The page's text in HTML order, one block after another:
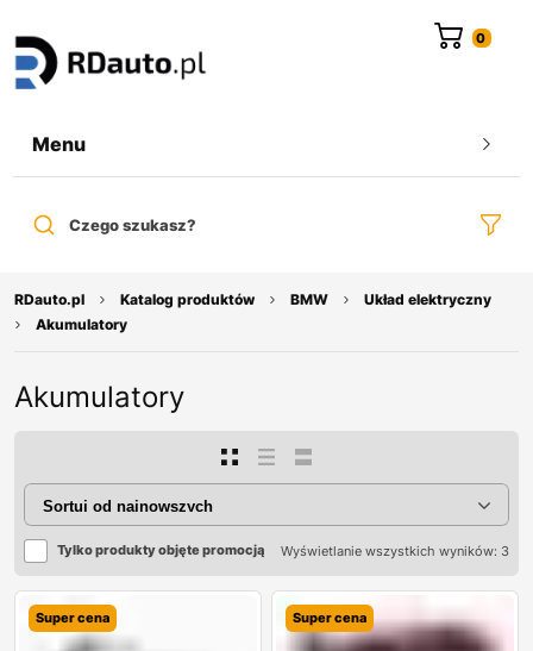
Menu
Czego szukasz?
RDauto.pl Katalog produktów BMW
Układ elektryczny
Akumulatory
Akumulatory
Tylko produkty objęte promocją Wyświetlanie wszystkich wyników: 3
Super cena Super cena